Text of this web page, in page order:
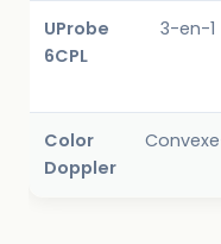
UProbe
6CPL
3-en-1
Color
Doppler